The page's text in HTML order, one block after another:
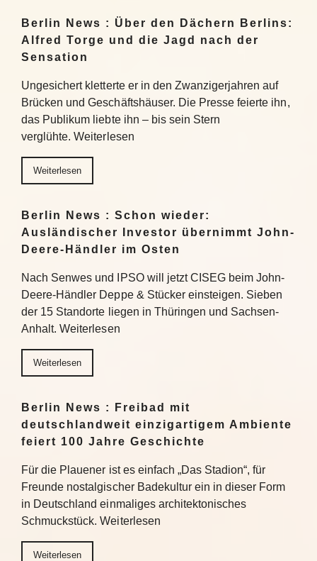
Berlin News : Über den Dächern Berlins:
Alfred Torge und die Jagd nach der
Sensation
Ungesichert kletterte er in den Zwanzigerjahren auf
Brücken und Geschäftshäuser. Die Presse feierte ihn,
das Publikum liebte ihn – bis sein Stern
verglühte. Weiterlesen
Weiterlesen
Berlin News : Schon wieder:
Ausländischer Investor übernimmt John-
Deere-Händler im Osten
Nach Senwes und IPSO will jetzt CISEG beim John-
Deere-Händler Deppe & Stücker einsteigen. Sieben
der 15 Standorte liegen in Thüringen und Sachsen-
Anhalt. Weiterlesen
Weiterlesen
Berlin News : Freibad mit
deutschlandweit einzigartigem Ambiente
feiert 100 Jahre Geschichte
Für die Plauener ist es einfach „Das Stadion“, für
Freunde nostalgischer Badekultur ein in dieser Form
in Deutschland einmaliges architektonisches
Schmuckstück. Weiterlesen
Weiterlesen